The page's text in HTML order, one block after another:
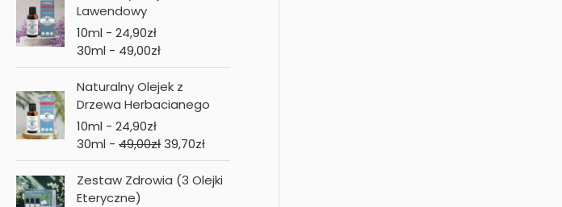
Lawendowy
10ml - 24,90zł
30ml - 49,00zł
Naturalny Olejek z
Drzewa Herbacianego
10ml - 24,90zł
30ml - 49,00zł39,70zł
Zestaw Zdrowia (3 Olejki
Eteryczne)